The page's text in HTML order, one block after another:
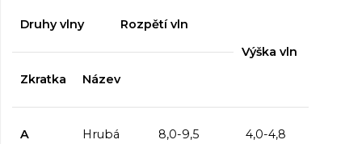
Druhy vlny
Rozpětí vln
Výška vln
Zkratka
Název
A Hrubá 8,0-9,5 4,0-4,8